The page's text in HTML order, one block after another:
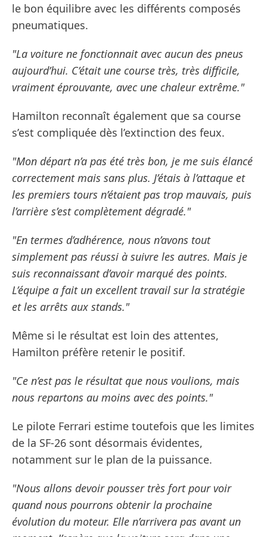
le bon équilibre avec les différents composés
pneumatiques.
"La voiture ne fonctionnait avec aucun des pneus
aujourd’hui. C’était une course très, très difficile,
vraiment éprouvante, avec une chaleur extrême."
Hamilton reconnaît également que sa course
s’est compliquée dès l’extinction des feux.
"Mon départ n’a pas été très bon, je me suis élancé
correctement mais sans plus. J’étais à l’attaque et
les premiers tours n’étaient pas trop mauvais, puis
l’arrière s’est complètement dégradé."
"En termes d’adhérence, nous n’avons tout
simplement pas réussi à suivre les autres. Mais je
suis reconnaissant d’avoir marqué des points.
L’équipe a fait un excellent travail sur la stratégie
et les arrêts aux stands."
Même si le résultat est loin des attentes,
Hamilton préfère retenir le positif.
"Ce n’est pas le résultat que nous voulions, mais
nous repartons au moins avec des points."
Le pilote Ferrari estime toutefois que les limites
de la SF-26 sont désormais évidentes,
notamment sur le plan de la puissance.
"Nous allons devoir pousser très fort pour voir
quand nous pourrons obtenir la prochaine
évolution du moteur. Elle n’arrivera pas avant un